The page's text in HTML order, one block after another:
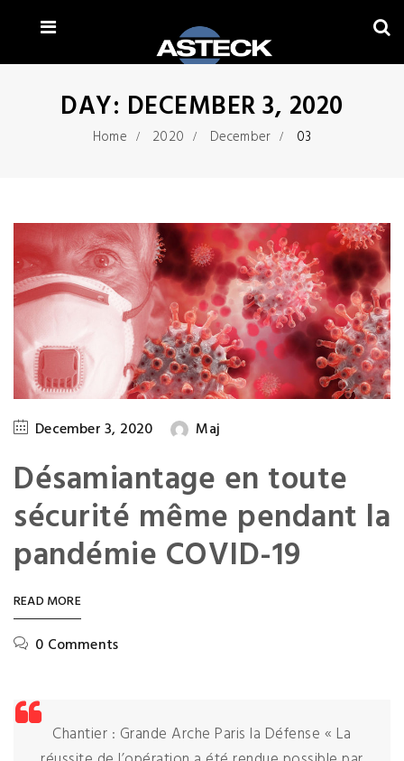
DAY: DECEMBER 3, 2020
Home 2020 December 03
December 3, 2020 Maj
Désamiantage en toute
sécurité même pendant la
pandémie COVID-19
READ MORE
0 Comments
Chantier : Grande Arche Paris la Défense « La